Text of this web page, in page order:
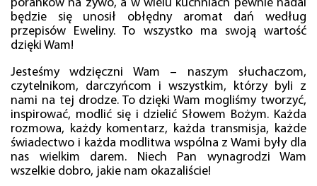
poranków na żywo, a w wielu kuchniach pewnie nadal
będzie się unosił obłędny aromat dań według
przepisów Eweliny. To wszystko ma swoją wartość
dzięki Wam!
Jesteśmy wdzięczni Wam – naszym słuchaczom,
czytelnikom, darczyńcom i wszystkim, którzy byli z
nami na tej drodze. To dzięki Wam mogliśmy tworzyć,
inspirować, modlić się i dzielić Słowem Bożym. Każda
rozmowa, każdy komentarz, każda transmisja, każde
świadectwo i każda modlitwa wspólna z Wami były dla
nas wielkim darem. Niech Pan wynagrodzi Wam
wszelkie dobro, jakie nam okazaliście!